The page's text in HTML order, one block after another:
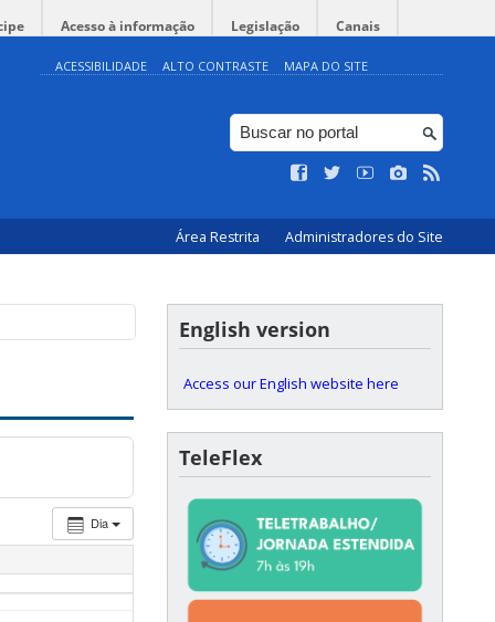
Acesso à informação Legislação Canais
ACESSIBILIDADE ALTO CONTRASTE MAPA DO SITE
Área Restrita Administradores do Site
Dia
English version
Access our English website here
TeleFlex